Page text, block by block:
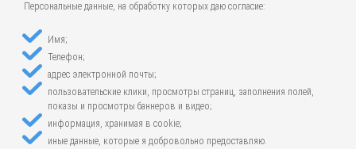
Персональные данные, на обработку которых даю согласие:
Имя;
Телефон;
адрес электронной почты;
пользовательские клики, просмотры страниц, заполнения полей,
показы и просмотры баннеров и видео;
информация, хранимая в cookie;
иные данные, которые я добровольно предоставляю.